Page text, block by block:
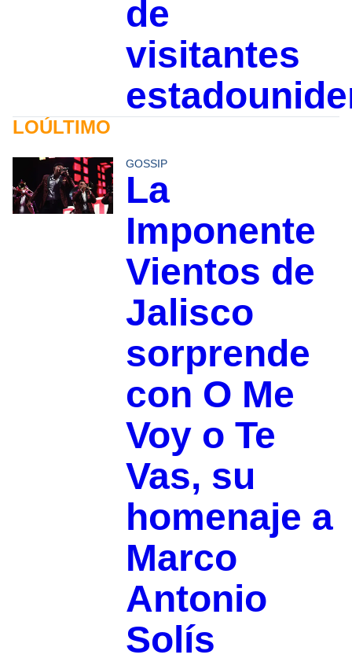
de
visitantes
LOÚLTIMO
GOSSIP
La
Imponente
Vientos de
Jalisco
sorprende
con O Me
Voy o Te
Vas, su
homenaje a
Marco
Antonio
Solís